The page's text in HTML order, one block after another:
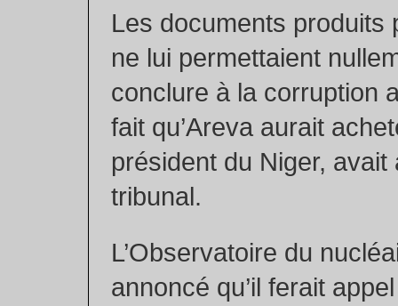
Les documents produits
ne lui permettaient
conclure à la corruption
fait qu’Areva aurait
président du Niger, avait
tribunal.
L’Observatoire du
annoncé qu’il ferait